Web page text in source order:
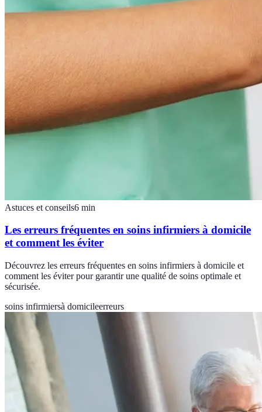
Astuces et conseils6 min
Les erreurs fréquentes en soins infirmiers à domicile
et comment les éviter
Découvrez les erreurs fréquentes en soins infirmiers à domicile et
comment les éviter pour garantir une qualité de soins optimale et
sécurisée.
soins infirmiersà domicileerreurs